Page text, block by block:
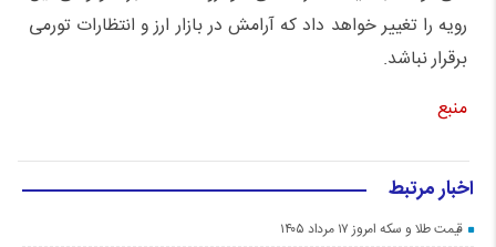
رویه را تغییر خواهد داد که آرامش در بازار ارز و انتظارات تورمی
برقرار نباشد.
منبع
اخبار مرتبط
قیمت طلا و سکه امروز ۱۷ مرداد ۱۴۰۵